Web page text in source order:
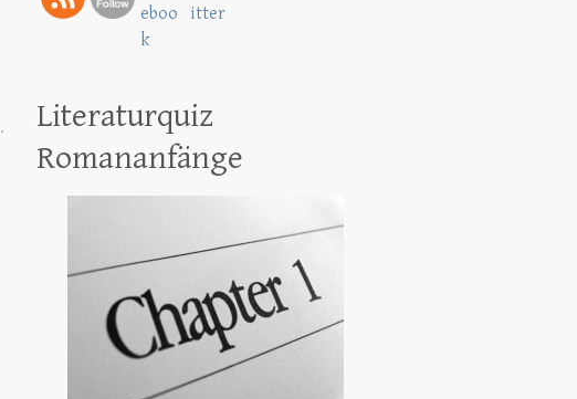
Literaturquiz
Romananfänge